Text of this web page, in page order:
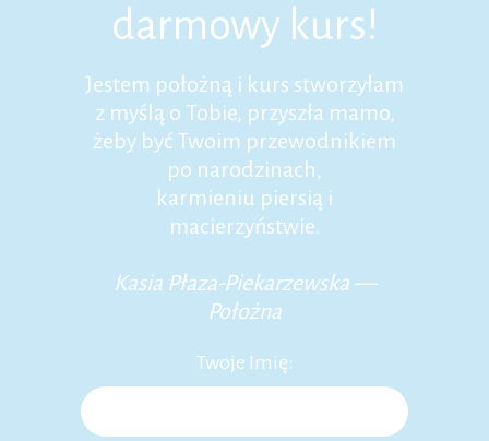
darmowy kurs!
Jestem położną i kurs stworzyłam
z myślą o Tobie, przyszła mamo,
żeby być Twoim przewodnikiem
po narodzinach,
karmieniu piersią i
macierzyństwie.
Kasia Płaza-Piekarzewska —
Położna
Twoje Imię: